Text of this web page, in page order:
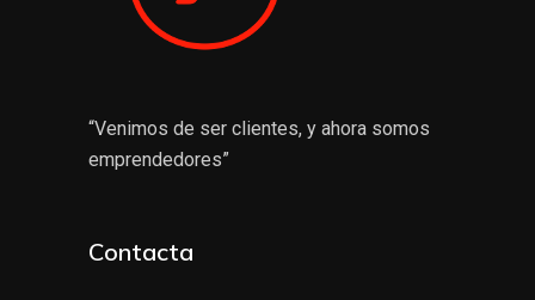
“Venimos de ser clientes, y ahora somos
emprendedores”
Contacta